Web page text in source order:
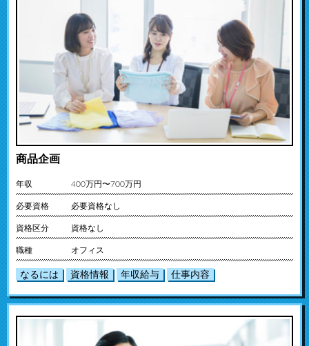
商品企画
年収 400万円〜700万円
必要資格 必要資格なし
資格区分 資格なし
職種 オフィス
なるには 資格情報 年収給与 仕事内容